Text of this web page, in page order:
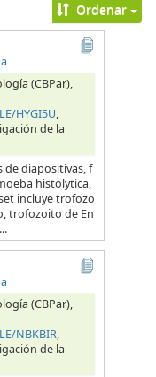
Ordenar
(CBPar),
HYGI5U,
de la
diapositivas, f
histolytica,
incluye trofozo
trofozoito de En
(CBPar),
NBKBIR,
de la